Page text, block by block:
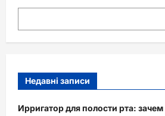
Недавні записи
Ирригатор для полости рта: